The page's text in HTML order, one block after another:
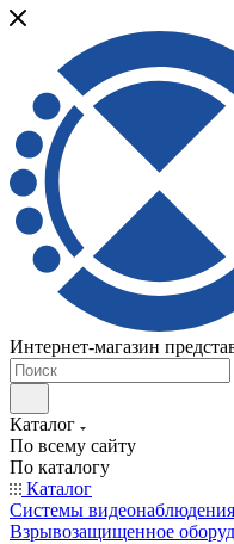
Интернет-магазин
Каталог
По всему сайту
По каталогу
Каталог
Системы видеонаблюдения
Взрывозащищенное